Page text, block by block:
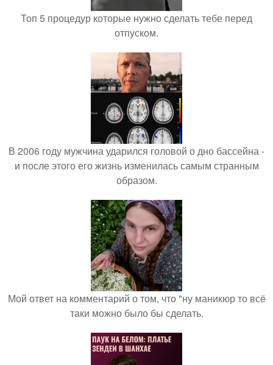
Топ 5 процедур которые нужно сделать тебе перед
отпуском.
В 2006 году мужчина ударился головой о дно бассейна -
и после этого его жизнь изменилась самым странным
образом.
Мой ответ на комментарий о том, что "ну маникюр то всё
таки можно было бы сделать.